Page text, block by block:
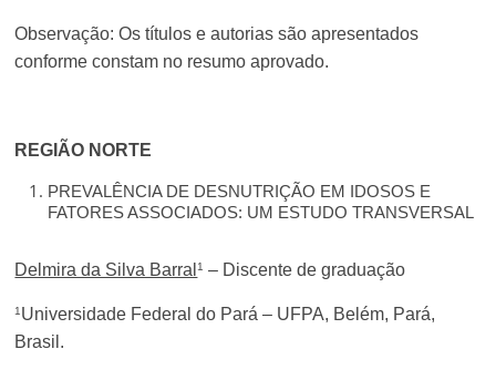
Observação: Os títulos e autorias são apresentados
conforme constam no resumo aprovado.
REGIÃO NORTE
PREVALÊNCIA DE DESNUTRIÇÃO EM IDOSOS E
FATORES ASSOCIADOS: UM ESTUDO TRANSVERSAL
Delmira da Silva Barral1 – Discente de graduação
1 Universidade Federal do Pará – UFPA, Belém, Pará,
Brasil.